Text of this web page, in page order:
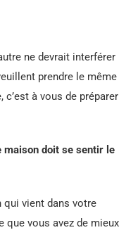
ne devrait interférer
prendre le même
à vous de préparer
maison doit se sentir le
qui vient dans votre
vous avez de mieux